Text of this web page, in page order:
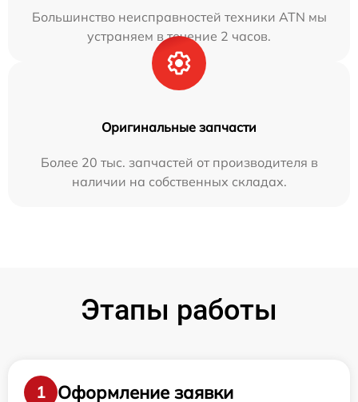
Большинство неисправностей техники ATN мы
устраняем в течение 2 часов.
Оригинальные запчасти
Более 20 тыс. запчастей от производителя в
наличии на собственных складах.
Этапы работы
1
Оформление заявки